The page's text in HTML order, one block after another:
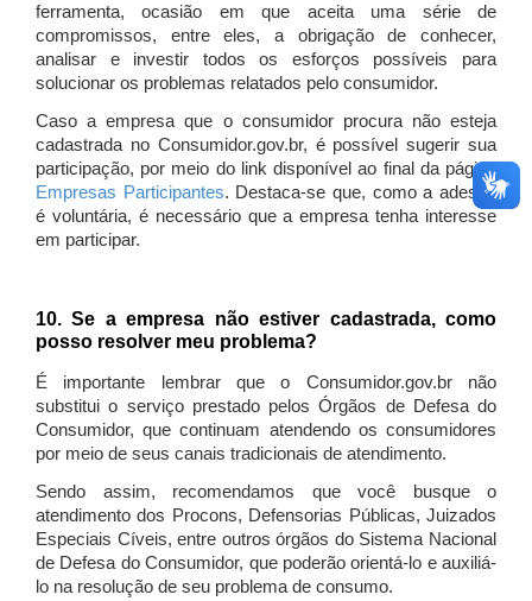
ferramenta, ocasião em que aceita uma série de
compromissos, entre eles, a obrigação de conhecer,
analisar e investir todos os esforços possíveis para
solucionar os problemas relatados pelo consumidor.
Caso a empresa que o consumidor procura não esteja
cadastrada no Consumidor.gov.br, é possível sugerir sua
participação, por meio do link disponível ao final da página
Empresas Participantes. Destaca-se que, como a adesão
é voluntária, é necessário que a empresa tenha interesse
em participar.
10. Se a empresa não estiver cadastrada, como
posso resolver meu problema?
É importante lembrar que o Consumidor.gov.br não
substitui o serviço prestado pelos Órgãos de Defesa do
Consumidor, que continuam atendendo os consumidores
por meio de seus canais tradicionais de atendimento.
Sendo assim, recomendamos que você busque o
atendimento dos Procons, Defensorias Públicas, Juizados
Especiais Cíveis, entre outros órgãos do Sistema Nacional
de Defesa do Consumidor, que poderão orientá-lo e auxiliá-
lo na resolução de seu problema de consumo.